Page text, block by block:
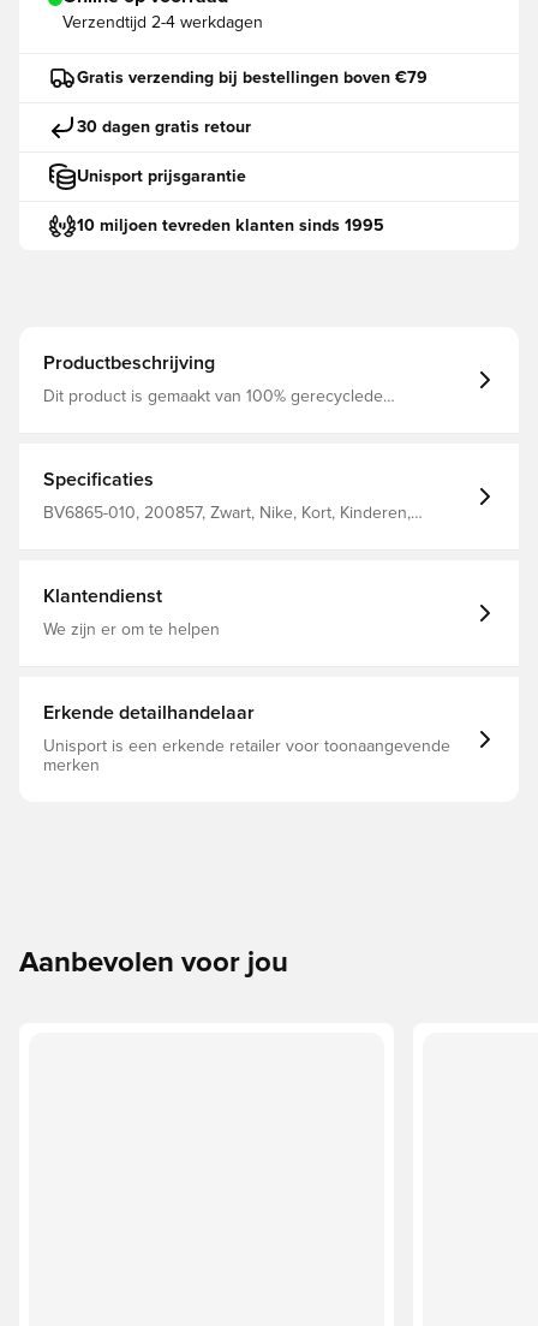
Verzendtijd 2-4 werkdagen
Gratis verzending bij bestellingen boven €79
30 dagen gratis retour
Unisport prijsgarantie
10 miljoen tevreden klanten sinds 1995
Productbeschrijving
Dit product is gemaakt van 100% gerecyclede
geconcentreerd blijft Elastische tailleband van mesh die
het ademend vermogen verhoogt Regular fit Gemaakt
van 100% polyester. Voor kinderen. Personaliseer het
Specificaties
BV6865-010, 200857, Zwart, Nike, Kort, Kinderen,
Klantendienst
We zijn er om te helpen
Erkende detailhandelaar
Unisport is een erkende retailer voor toonaangevende
merken
Aanbevolen voor jou